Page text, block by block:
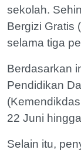
sekolah.
Bergizi Gratis
selama tiga
Berdasarkan
Pendidikan
22 Juni
Selain itu,